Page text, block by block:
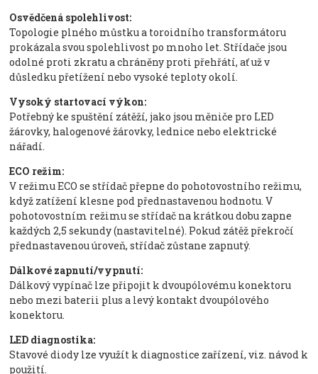
Osvědčená spolehlivost:
Topologie plného můstku a toroidního transformátoru
prokázala svou spolehlivost po mnoho let. Střídače jsou
odolné proti zkratu a chráněny proti přehřátí, ať už v
důsledku přetížení nebo vysoké teploty okolí.
Vysoký startovací výkon:
Potřebný ke spuštění zátěží, jako jsou měniče pro LED
žárovky, halogenové žárovky, lednice nebo elektrické
nářadí.
ECO režim:
V režimu ECO se střídač přepne do pohotovostního režimu,
když zatížení klesne pod přednastavenou hodnotu. V
pohotovostním režimu se střídač na krátkou dobu zapne
každých 2,5 sekundy (nastavitelné). Pokud zátěž překročí
přednastavenou úroveň, střídač zůstane zapnutý.
Dálkové zapnutí/vypnutí:
Dálkový vypínač lze připojit k dvoupólovému konektoru
nebo mezi baterii plus a levý kontakt dvoupólového
konektoru.
LED diagnostika:
Stavové diody lze využít k diagnostice zařízení, viz. návod k
použití.